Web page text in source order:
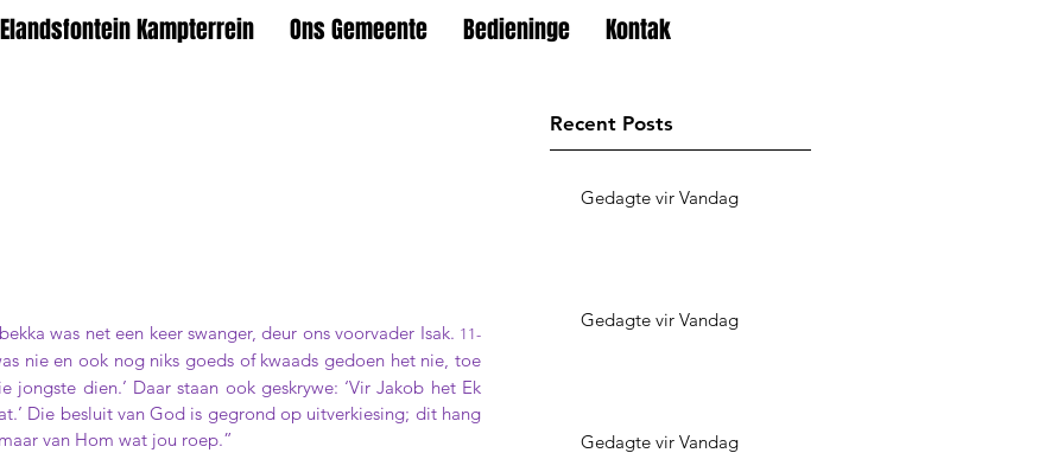
Elandsfontein Kampterrein Ons Gemeente Bedieninge Kontak
was net een keer swanger, deur ons voorvader Isak. 11-
nie en ook nog niks goeds of kwaads gedoen het nie, toe
jongste dien.’ Daar staan ook geskrywe: ‘Vir Jakob het Ek
Die besluit van God is gegrond op uitverkiesing; dit hang
van Hom wat jou roep.”
Recent Posts
Gedagte vir Vandag
Gedagte vir Vandag
Gedagte vir Vandag